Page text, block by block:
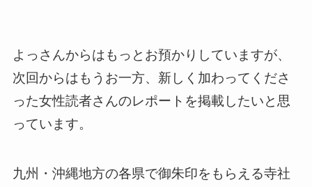
よっさんからはもっとお預かりしていますが、
次回からはもうお一方、新しく加わってくださ
った女性読者さんのレポートを掲載したいと思
っています。
九州・沖縄地方の各県で御朱印をもらえる寺社